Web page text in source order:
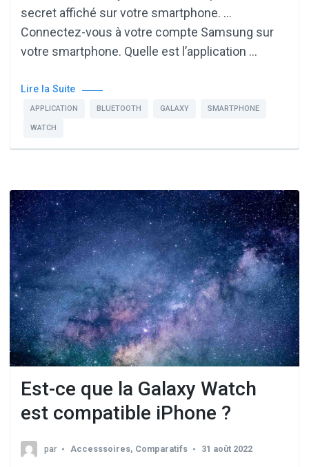
secret affiché sur votre smartphone. …
Connectez-vous à votre compte Samsung sur
votre smartphone. Quelle est l’application …
Lire la Suite
APPLICATION BLUETOOTH GALAXY SMARTPHONE
WATCH
Est-ce que la Galaxy Watch
est compatible iPhone ?
par Accesssoires, Comparatifs 31 août 2022